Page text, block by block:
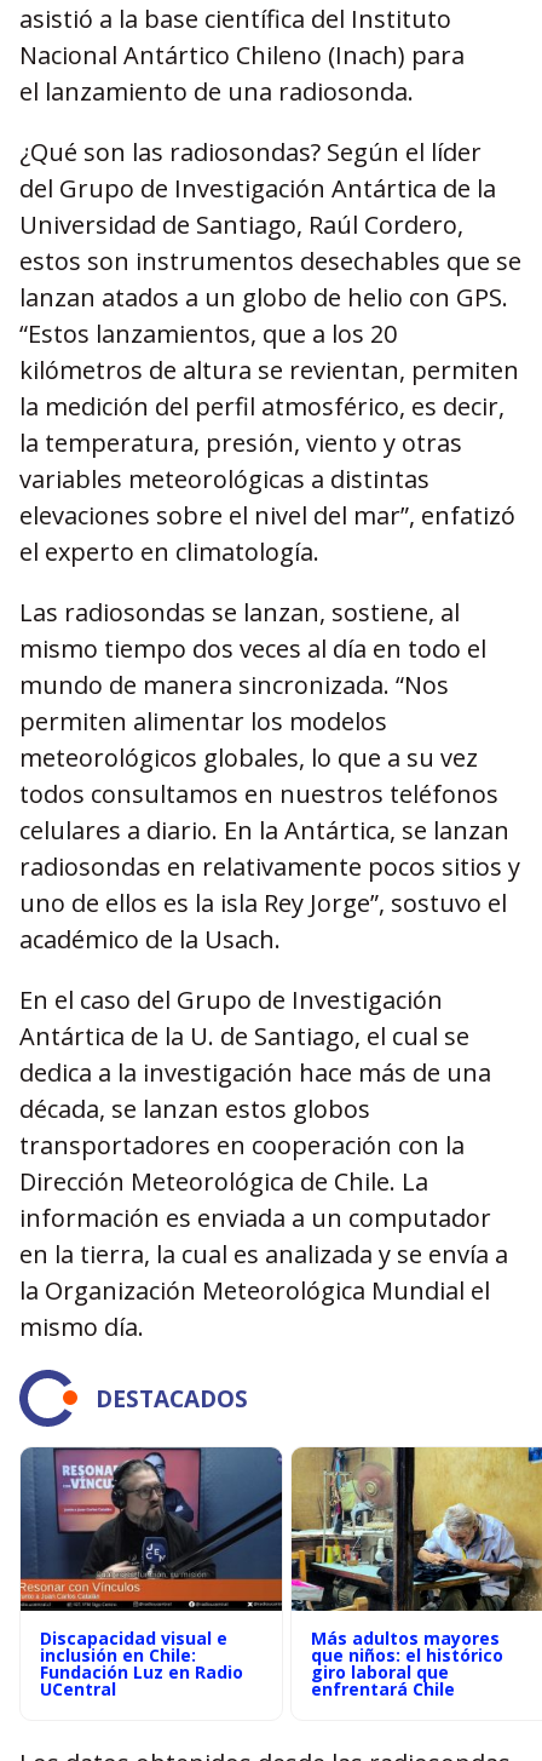
asistió a la base científica del Instituto
Nacional Antártico Chileno (Inach) para
el lanzamiento de una radiosonda.
¿Qué son las radiosondas? Según el líder
del Grupo de Investigación Antártica de la
Universidad de Santiago, Raúl Cordero,
estos son instrumentos desechables que se
lanzan atados a un globo de helio con GPS.
“Estos lanzamientos, que a los 20
kilómetros de altura se revientan, permiten
la medición del perfil atmosférico, es decir,
la temperatura, presión, viento y otras
variables meteorológicas a distintas
elevaciones sobre el nivel del mar”, enfatizó
el experto en climatología.
Las radiosondas se lanzan, sostiene, al
mismo tiempo dos veces al día en todo el
mundo de manera sincronizada. “Nos
permiten alimentar los modelos
meteorológicos globales, lo que a su vez
todos consultamos en nuestros teléfonos
celulares a diario. En la Antártica, se lanzan
radiosondas en relativamente pocos sitios y
uno de ellos es la isla Rey Jorge”, sostuvo el
académico de la Usach.
En el caso del Grupo de Investigación
Antártica de la U. de Santiago, el cual se
dedica a la investigación hace más de una
década, se lanzan estos globos
transportadores en cooperación con la
Dirección Meteorológica de Chile. La
información es enviada a un computador
en la tierra, la cual es analizada y se envía a
la Organización Meteorológica Mundial el
mismo día.
DESTACADOS
Discapacidad visual e
inclusión en Chile:
Fundación Luz en Radio
UCentral
Más adultos mayores
que niños: el histórico
giro laboral que
enfrentará Chile